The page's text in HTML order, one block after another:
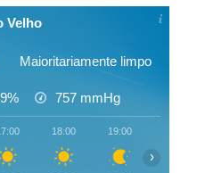
Velho
Maioritariamente limpo
757 mmHg
18:00 19:00
›